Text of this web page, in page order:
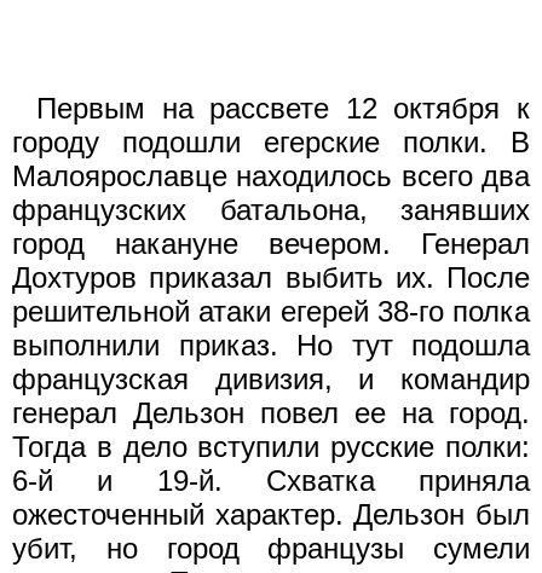
Первым на рассвете 12 октября к
городу подошли егерские полки. В
Малоярославце находилось всего два
французских батальона, занявших
город накануне вечером. Генерал
Дохтуров приказал выбить их. После
решительной атаки егерей 38-го полка
выполнили приказ. Но тут подошла
французская дивизия, и командир
генерал Дельзон повел ее на город.
Тогда в дело вступили русские полки:
6-й и 19-й. Схватка приняла
ожесточенный характер. Дельзон был
убит, но город французы сумели